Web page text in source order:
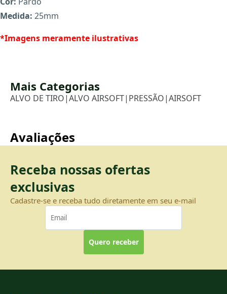
Medida: 25mm
*Imagens meramente ilustrativas
Mais Categorias
ALVO DE TIRO|ALVO AIRSOFT| PRESSÃO|AIRSOFT
Avaliações
Receba nossas ofertas
exclusivas
Cadastre-se e receba tudo diretamente em seu e-mail
Quero receber